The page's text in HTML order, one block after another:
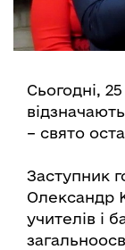
Сьогодні,
– свято
Заступник
Олександр
учителів і